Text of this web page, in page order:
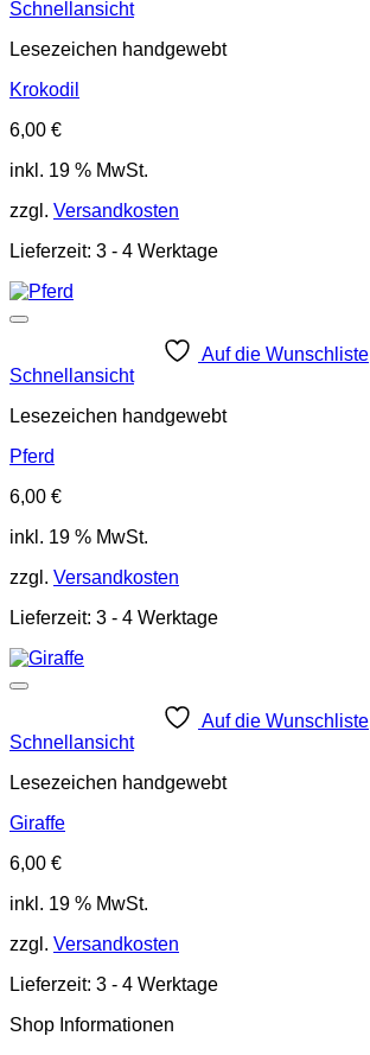
Schnellansicht
Lesezeichen handgewebt
Krokodil
6,00 €
inkl. 19 % MwSt.
zzgl. Versandkosten
Lieferzeit: 3 - 4 Werktage
Auf die Wunschliste
Schnellansicht
Lesezeichen handgewebt
Pferd
6,00 €
inkl. 19 % MwSt.
zzgl. Versandkosten
Lieferzeit: 3 - 4 Werktage
Auf die Wunschliste
Schnellansicht
Lesezeichen handgewebt
Giraffe
6,00 €
inkl. 19 % MwSt.
zzgl. Versandkosten
Lieferzeit: 3 - 4 Werktage
Shop Informationen